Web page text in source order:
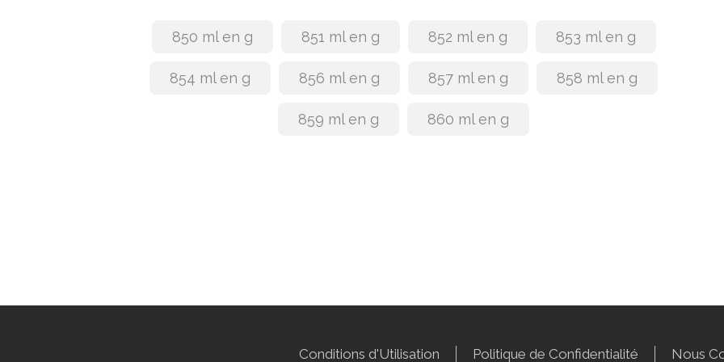
850 ml en g 851 ml en g 852 ml en g 853 ml en g
854 ml en g 856 ml en g 857 ml en g 858 ml en g
859 ml en g 860 ml en g
Conditions d'Utilisation Politique de Confidentialité Nous